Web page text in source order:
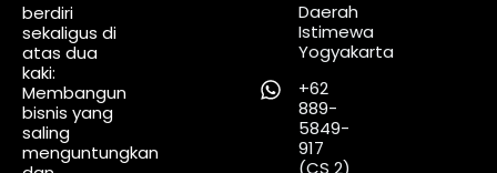
berdiri
sekaligus di
atas dua
kaki:
Membangun
bisnis yang
saling
menguntungkan
Daerah
Istimewa
Yogyakarta
+62
889-
5849-
917
(CS 2)